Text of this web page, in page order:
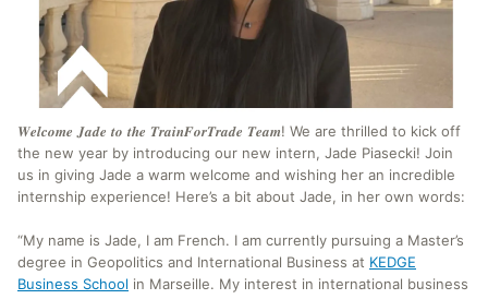
𝑾𝒆𝒍𝒄𝒐𝒎𝒆 𝑱𝒂𝒅𝒆 𝒕𝒐 𝒕𝒉𝒆 𝑻𝒓𝒂𝒊𝒏𝑭𝒐𝒓𝑻𝒓𝒂𝒅𝒆 𝑻𝒆𝒂𝒎! We are thrilled to kick off
the new year by introducing our new intern, Jade Piasecki! Join
us in giving Jade a warm welcome and wishing her an incredible
internship experience! Here’s a bit about Jade, in her own words:
“My name is Jade, I am French. I am currently pursuing a Master’s
degree in Geopolitics and International Business at KEDGE
Business School in Marseille. My interest in international business